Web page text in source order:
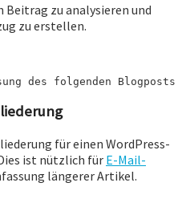
Beitrag zu analysieren und
zu erstellen.
des folgenden
für einen WordPress-
ist nützlich für E-Mail-
längerer Artikel.